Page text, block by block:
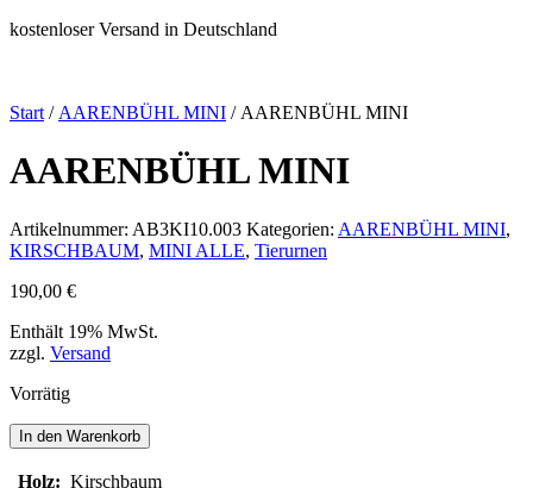
kostenloser Versand in Deutschland
Start / AARENBÜHL MINI / AARENBÜHL MINI
AARENBÜHL MINI
Artikelnummer: AB3KI10.003 Kategorien: AARENBÜHL MINI,
KIRSCHBAUM, MINI ALLE, Tierurnen
190,00 €
Enthält 19% MwSt.
zzgl. Versand
Vorrätig
AARENBÜHL
MINI
Menge
In den Warenkorb
Holz: Kirschbaum